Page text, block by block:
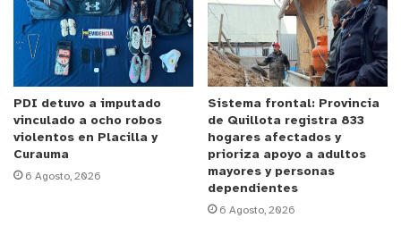
PDI detuvo a imputado
vinculado a ocho robos
violentos en Placilla y
Curauma
6 Agosto, 2026
Sistema frontal: Provincia
de Quillota registra 833
hogares afectados y
prioriza apoyo a adultos
mayores y personas
dependientes
6 Agosto, 2026